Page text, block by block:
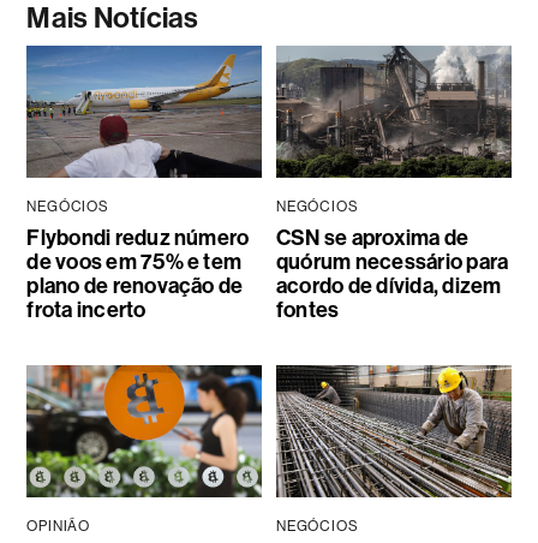
Mais Notícias
NEGÓCIOS
Flybondi reduz número
de voos em 75% e tem
plano de renovação de
frota incerto
NEGÓCIOS
CSN se aproxima de
quórum necessário para
acordo de dívida, dizem
fontes
OPINIÃO NEGÓCIOS